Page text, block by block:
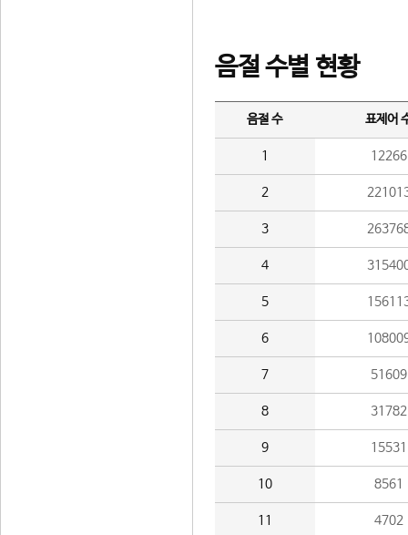
음절 수별 현황
음절 수 표제어
1 12266
2
3
4
5
6
7 51609
8 31782
9 15531
10 8561
11 4702